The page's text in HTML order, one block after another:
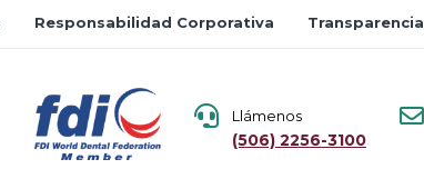
Responsabilidad Corporativa Transparencia
Llámenos
(506) 2256-3100